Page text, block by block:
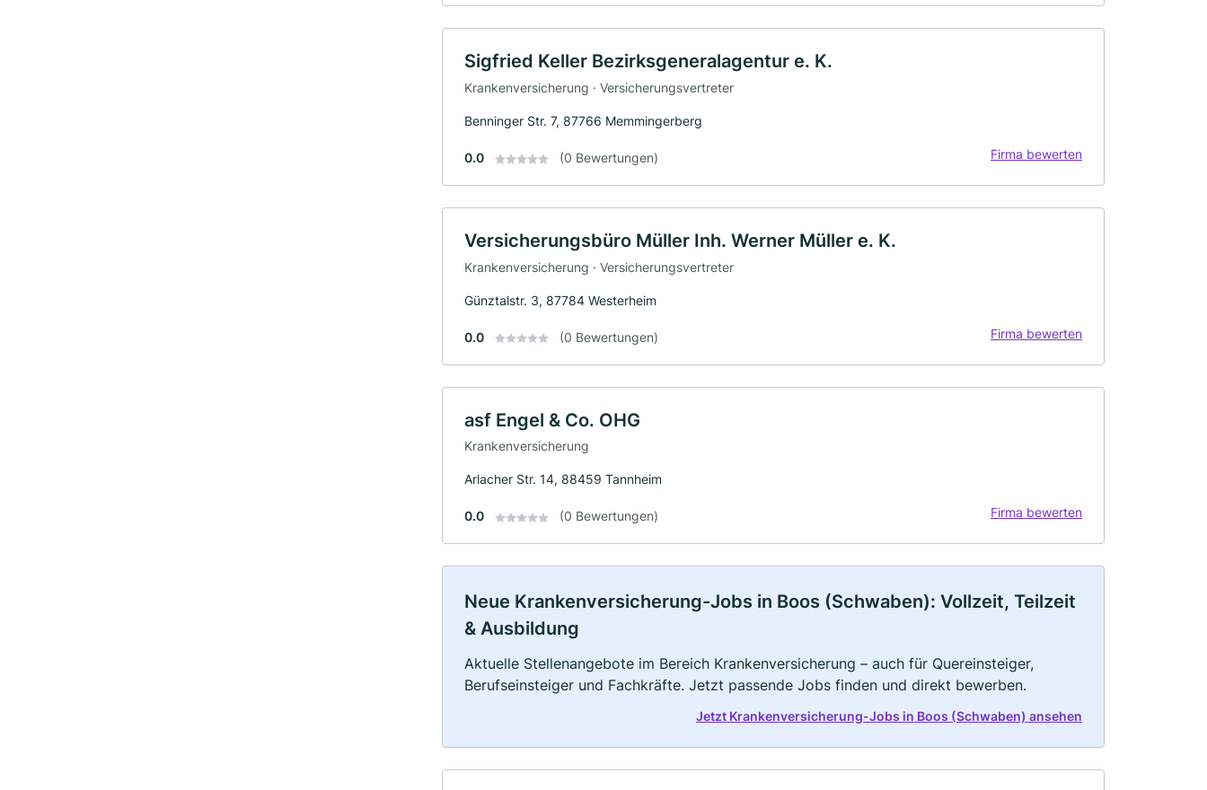
Sigfried Keller Bezirksgeneralagentur e. K.
Krankenversicherung · Versicherungsvertreter
Benninger Str. 7, 87766 Memmingerberg
0.0 (0 Bewertungen) Firma bewerten
Versicherungsbüro Müller Inh. Werner Müller e. K.
Krankenversicherung · Versicherungsvertreter
Günztalstr. 3, 87784 Westerheim
0.0 (0 Bewertungen) Firma bewerten
asf Engel & Co. OHG
Krankenversicherung
Arlacher Str. 14, 88459 Tannheim
0.0 (0 Bewertungen) Firma bewerten
Neue Krankenversicherung-Jobs in Boos (Schwaben): Vollzeit, Teilzeit
& Ausbildung
Aktuelle Stellenangebote im Bereich Krankenversicherung – auch für Quereinsteiger,
Berufseinsteiger und Fachkräfte. Jetzt passende Jobs finden und direkt bewerben.
Jetzt Krankenversicherung-Jobs in Boos (Schwaben) ansehen